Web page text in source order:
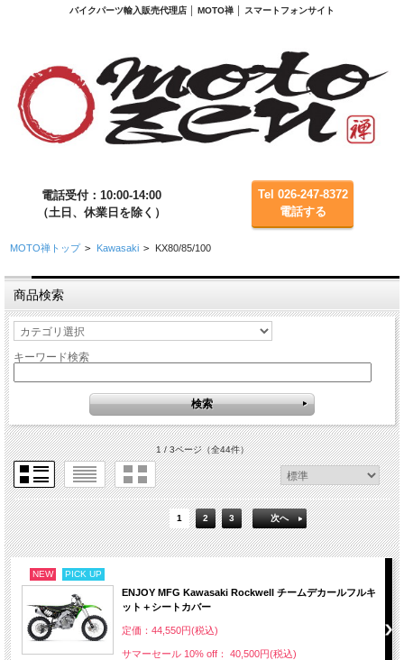
バイクパーツ輸入販売代理店 │ MOTO禅 │ スマートフォンサイト
電話受付：10:00-14:00
（土日、休業日を除く）
Tel 026-247-8372
電話する
MOTO禅トップ > Kawasaki > KX80/85/100
商品検索
キーワード検索
1 / 3ページ（全44件）
1 2 3 次へ
NEW PICK UP
ENJOY MFG Kawasaki Rockwell チームデカールフルキ
ット＋シートカバー
定価：44,550円(税込)
サマーセール 10% off： 40,500円(税込)